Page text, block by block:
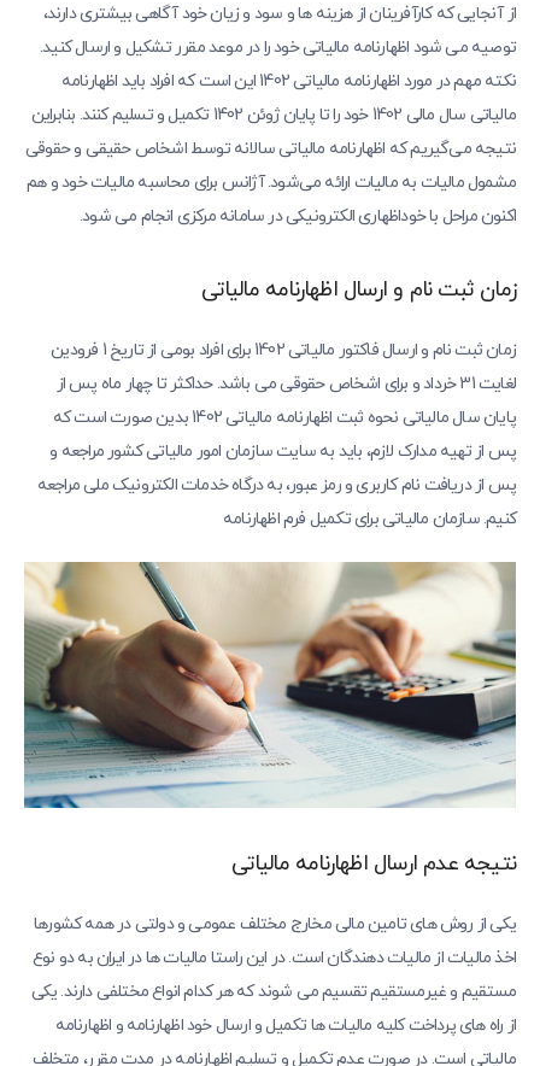
از آنجایی که کارآفرینان از هزینه ها و سود و زیان خود آگاهی بیشتری دارند،
توصیه می شود اظهارنامه مالیاتی خود را در موعد مقرر تشکیل و ارسال کنید.
نکته مهم در مورد اظهارنامه مالیاتی 1402 این است که افراد باید اظهارنامه
مالیاتی سال مالی 1402 خود را تا پایان ژوئن 1402 تکمیل و تسلیم کنند. بنابراین
نتیجه می‌گیریم که اظهارنامه مالیاتی سالانه توسط اشخاص حقیقی و حقوقی
مشمول مالیات به مالیات ارائه می‌شود. آژانس برای محاسبه مالیات خود و هم
اکنون مراحل با خوداظهاری الکترونیکی در سامانه مرکزی انجام می شود.
زمان ثبت نام و ارسال اظهارنامه مالیاتی
زمان ثبت نام و ارسال فاکتور مالیاتی 1402 برای افراد بومی از تاریخ 1 فرودین
لغایت 31 خرداد و برای اشخاص حقوقی می باشد. حداکثر تا چهار ماه پس از
پایان سال مالیاتی نحوه ثبت اظهارنامه مالیاتی 1402 بدین صورت است که
پس از تهیه مدارک لازم، باید به سایت سازمان امور مالیاتی کشور مراجعه و
پس از دریافت نام کاربری و رمز عبور، به درگاه خدمات الکترونیک ملی مراجعه
کنیم. سازمان مالیاتی برای تکمیل فرم اظهارنامه
نتیجه عدم ارسال اظهارنامه مالیاتی
یکی از روش های تامین مالی مخارج مختلف عمومی و دولتی در همه کشورها
اخذ مالیات از مالیات دهندگان است. در این راستا مالیات ها در ایران به دو نوع
مستقیم و غیرمستقیم تقسیم می شوند که هر کدام انواع مختلفی دارند. یکی
از راه های پرداخت کلیه مالیات ها تکمیل و ارسال خود اظهارنامه و اظهارنامه
مالیاتی است. در صورت عدم تکمیل و تسلیم اظهارنامه در مدت مقرر، متخلف